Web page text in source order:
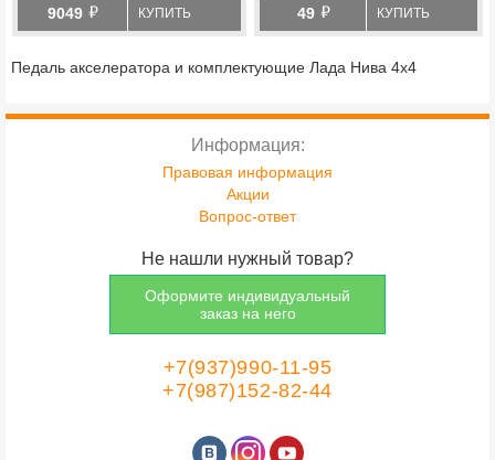
9049 й КУПИТЬ 49 й КУПИТЬ
Педаль акселератора и комплектующие Лада Нива 4х4
+7(937)990-11-95
+7(987)152-82-44
Информация:
Правовая информация
Акции
Вопрос-ответ
Не нашли нужный товар?
Оформите индивидуальный
заказ на него